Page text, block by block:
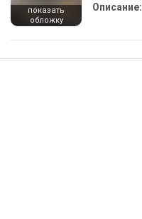
показать
обложку
Описание: